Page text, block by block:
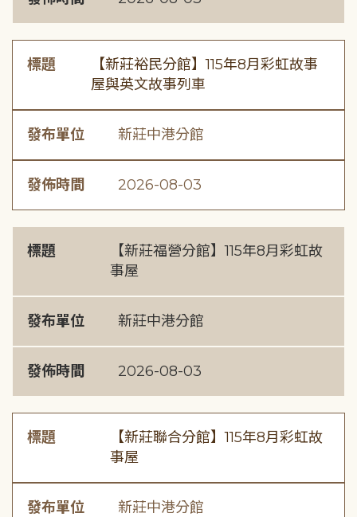
標題
【新莊裕民分館】115年8月彩虹故事
屋與英文故事列車
發布單位 新莊中港分館
發佈時間 2026-08-03
標題
【新莊福營分館】115年8月彩虹故
事屋
發布單位 新莊中港分館
發佈時間 2026-08-03
標題
【新莊聯合分館】115年8月彩虹故
事屋
發布單位 新莊中港分館